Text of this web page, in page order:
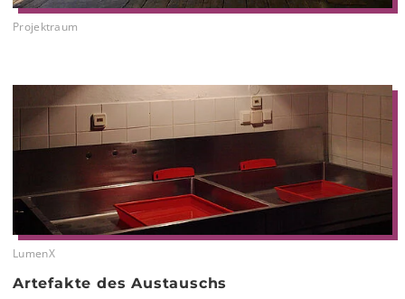
Projektraum
LumenX
Artefakte des Austauschs